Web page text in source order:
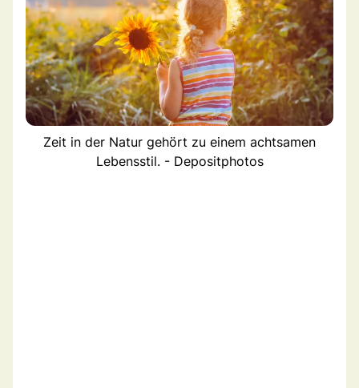
Zeit in der Natur gehört zu einem achtsamen
Lebensstil. - Depositphotos